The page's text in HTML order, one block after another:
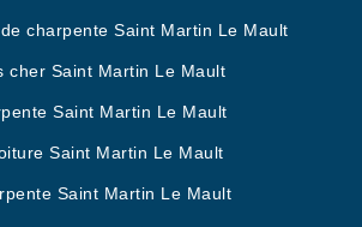
charpente Saint Martin Le Mault
cher Saint Martin Le Mault
Saint Martin Le Mault
Saint Martin Le Mault
Saint Martin Le Mault